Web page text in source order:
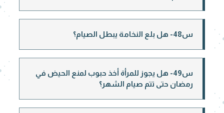
س48- هل بلع النخامة يبطل الصيام؟
س49- هل يجوز للمرأة أخذ حبوب لمنع الحيض في
رمضان حتى تتم صيام الشهر؟